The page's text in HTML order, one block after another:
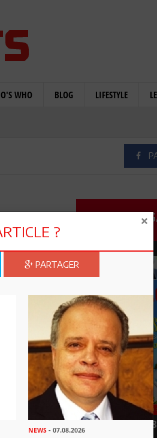
WHO BLOG LIFESTYLE
LEADERS N°
?
PARTAGER
NEWS- 07.08.2026